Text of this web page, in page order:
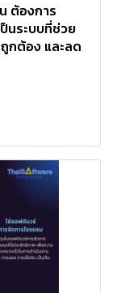
ต้องการ
นระบบที่ช่วย
กต้อง และลด